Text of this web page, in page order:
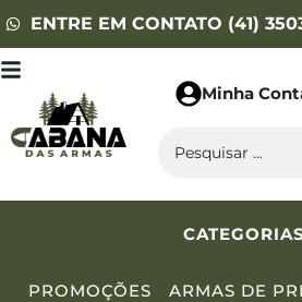
ENTRE EM CONTATO (41)
Minha
CATEGORIAS
PROMOÇÕES ARMAS DE